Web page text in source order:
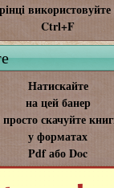
Ctrl+F
Натискайте
на цей банер
просто скачуйте
у форматах
Pdf або Doc